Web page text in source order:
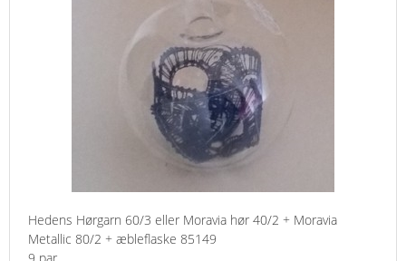
Hedens Hørgarn 60/3 eller Moravia hør 40/2 + Moravia
Metallic 80/2 + æbleflaske 85149